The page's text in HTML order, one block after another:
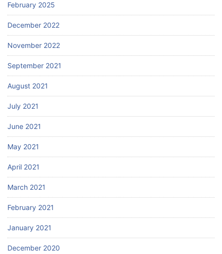
February 2025
December 2022
November 2022
September 2021
August 2021
July 2021
June 2021
May 2021
April 2021
March 2021
February 2021
January 2021
December 2020